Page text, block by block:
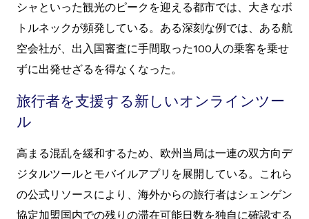
シャといった観光のピークを迎える都市では、大きなボ
トルネックが頻発している。ある深刻な例では、ある航
空会社が、出入国審査に手間取った100人の乗客を乗せ
ずに出発せざるを得なくなった。
旅行者を支援する新しいオンラインツー
ル
高まる混乱を緩和するため、欧州当局は一連の双方向デ
ジタルツールとモバイルアプリを展開している。これら
の公式リソースにより、海外からの旅行者はシェンゲン
協定加盟国内での残りの滞在可能日数を独自に確認する